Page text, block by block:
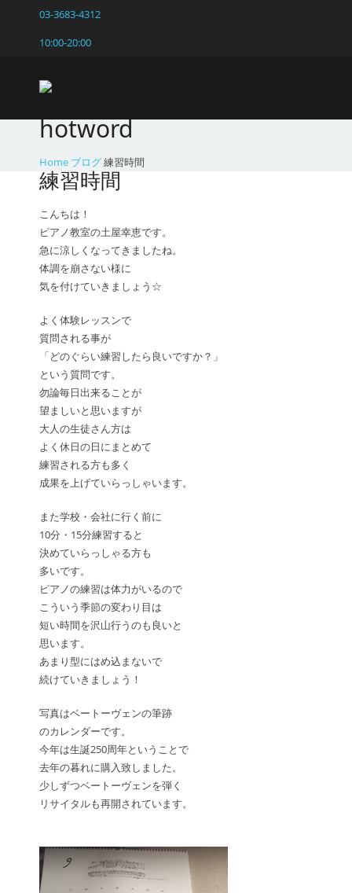
03-3683-4312
10:00-20:00
hotword
Home ブログ練習時間
練習時間
こんちは！
ピアノ教室の土屋幸恵です。
急に涼しくなってきましたね。
体調を崩さない様に
気を付けていきましょう☆
よく体験レッスンで
質問される事が
「どのぐらい練習したら良いですか？」
という質問です。
勿論毎日出来ることが
望ましいと思いますが
大人の生徒さん方は
よく休日の日にまとめて
練習される方も多く
成果を上げていらっしゃいます。
また学校・会社に行く前に
10分・15分練習すると
決めていらっしゃる方も
多いです。
ピアノの練習は体力がいるので
こういう季節の変わり目は
短い時間を沢山行うのも良いと
思います。
あまり型にはめ込まないで
続けていきましょう！
写真はベートーヴェンの筆跡
のカレンダーです。
今年は生誕250周年ということで
去年の暮れに購入致しました。
少しずつベートーヴェンを弾く
リサイタルも再開されています。